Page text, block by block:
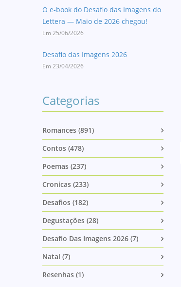
O e-book do Desafio das Imagens do
Lettera — Maio de 2026 chegou!
Em 25/06/2026
Desafio das Imagens 2026
Em 23/04/2026
Categorias
Romances (891)
Contos (478)
Poemas (237)
Cronicas (233)
Desafios (182)
Degustações (28)
Desafio Das Imagens 2026 (7)
Natal (7)
Resenhas (1)